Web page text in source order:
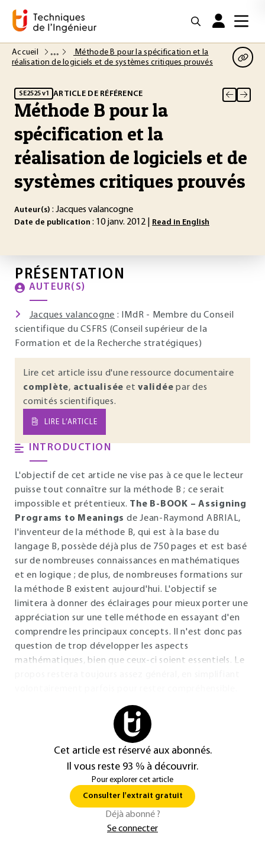
Accueil
Méthode B pour la spécification et la
réalisation de logiciels et de systèmes critiques prouvés
SE2525 v1 ARTICLE DE RÉFÉRENCE
Méthode B pour la
spécification et la
réalisation de logiciels et de
systèmes critiques prouvés
Auteur(s) : Jacques valancogne
Date de publication : 10 janv. 2012 | Read in English
PRÉSENTATION
AUTEUR(S)
Jacques valancogne : IMdR - Membre du Conseil
scientifique du CSFRS (Conseil supérieur de la
Formation et de la Recherche stratégiques)
Lire cet article issu d'une ressource documentaire
complète, actualisée et validée par des
comités scientifiques.
LIRE L’ARTICLE
INTRODUCTION
L'objectif de cet article ne vise pas à ce que le lecteur
puisse tout connaître sur la méthode B ; ce serait
impossible et prétentieux. The B-BOOK – Assigning
Programs to Meanings de Jean-Raymond ABRIAL,
l'inventeur de la méthode B, qui est à la base du
langage B, possède déjà plus de 750 pages et est basé
sur de nombreuses connaissances en mathématiques
et en logique ; de plus, de nombreuses formations sur
la méthode B existent aujourd'hui. L'objectif se
limitera à donner des éclairages pour mieux porter une
appréciation sur une telle méthode en essayant d'en
comprendre les principaux concepts. Il n'est donc pas
question de trop développer les aspects
mathématiques, bien que ceux-ci soient essentiels. Le
Cet article est réservé aux abonnés.
Il vous reste 93 % à découvrir.
Pour explorer cet article
Consulter l'extrait gratuit
Déjà abonné ?
Se connecter